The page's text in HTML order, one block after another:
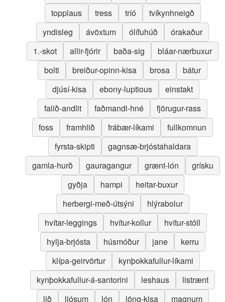
topplaus
tress tríó
tvíkynhneigð
yndisleg
ávöxtum ólífuhúð
órakaður
1.-skot
allir-fjórir baða-sig
bláar-nærbuxur
bolti
breiður-opinn-kisa brosa
bátur
djúsí-kisa
ebony-luptious
einstakt
falið-andlit
faðmandi-hné
fjörugur-rass
foss
framhlið frábær-líkami
fullkomnun
fyrsta-skipti
gagnsæ-brjóstahaldara
gamla-hurð
gauragangur grænt-lón
grísku
gyðja
hampi
heitar-buxur
herbergi-með-útsýni
hlýrabolur
hvítar-leggings
hvítur-kollur
hvítur-stóll
hylja-brjósta
húsmóður jane
kerru
klípa-geirvörtur
kynþokkafullur-líkami
kynþokkafullur-á-santorini
leshaus
listrænt
lið
ljósum lón löng-kisa
magnum